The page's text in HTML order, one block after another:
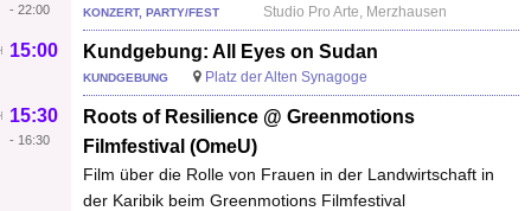
- 22:00 KONZERT, PARTY/FEST Studio Pro Arte, Merzhausen
Kundgebung: All Eyes on Sudan
15:00
KUNDGEBUNG Platz der Alten Synagoge
Roots of Resilience @ Greenmotions
Filmfestival (OmeU)
Film über die Rolle von Frauen in der Landwirtschaft in
der Karibik beim Greenmotions Filmfestival
15:30
- 16:30